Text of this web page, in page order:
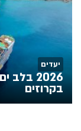
יעדים
בקרוזים